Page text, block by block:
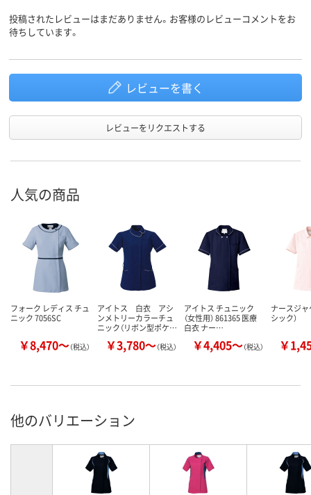
投稿されたレビューはまだありません。お客様のレビューコメントをお
待ちしています。
レビューを書く
レビューをリクエストする
人気の商品
フォーク レディス チュ
ニック 7056SC
￥8,470～（税込）
アイトス 白衣 アシ
ンメトリーカラーチュ
ニック（リボン型ポケ…
￥3,780～（税込）
アイトス チュニック
（女性用） 861365 医療
白衣 ナー…
￥4,405～（税込）
ナースジャ
シック）
￥
他のバリエーション